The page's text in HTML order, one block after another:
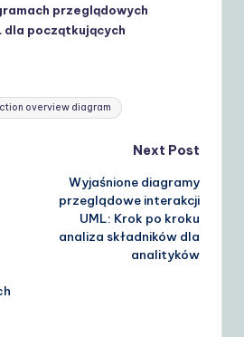
przeglądowych
dla początkujących
overview diagram
Next Post
Wyjaśnione diagramy
przeglądowe interakcji
UML: Krok po kroku
analiza składników dla
analityków